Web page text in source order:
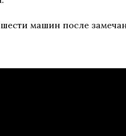
машин после